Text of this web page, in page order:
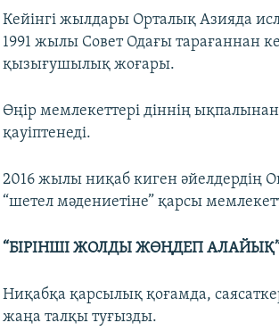
Кейінгі жылдары Орталық Азияда
1991 жылы Совет Одағы тарағаннан
қызығушылық жоғары.
Өңір мемлекеттері діннің
қауіптенеді.
2016 жылы ниқаб киген әйелдердің
“шетел мәдениетіне” қарсы
“БІРІНШІ ЖОЛДЫ ЖӨҢДЕП АЛАЙЫҚ”
Ниқабқа қарсылық қоғамда,
жаңа талқы туғызды.